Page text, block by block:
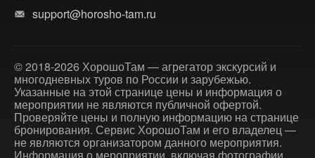
support@horosho-tam.ru
© 2018-2026 ХорошоТам — агрегатор экскурсий и
многодневных туров по России и зарубежью.
Указанные на этой странице цены и информация о
мероприятии не являются публичной офертой.
Проверяйте цены и полную информацию на странице
бронирования. Сервис ХорошоТам и его владелец —
не являются организатором данного мероприятия.